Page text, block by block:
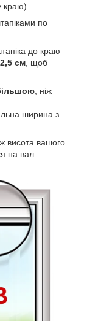
краю).
по
до краю
см , щоб
, ніж
ширина з
висота вашого
на вал.